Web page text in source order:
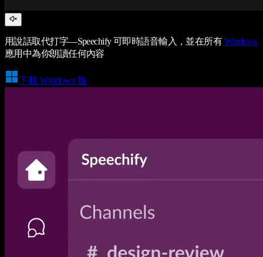
用說話取代打字—Speechify 可即時語音輸入，並在所有Windows
應用中為你朗讀任何內容
下載 Windows 版